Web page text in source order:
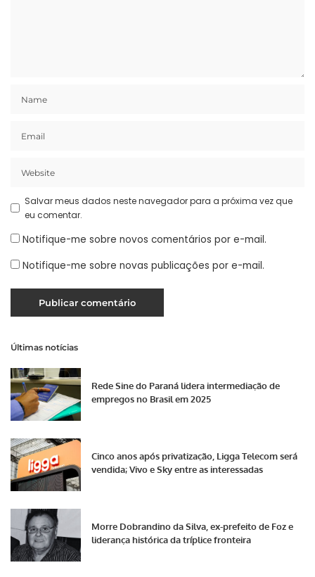
Salvar meus dados neste navegador para a próxima vez que
eu comentar.
Notifique-me sobre novos comentários por e-mail.
Notifique-me sobre novas publicações por e-mail.
Últimas notícias
Rede Sine do Paraná lidera intermediação de
empregos no Brasil em 2025
Cinco anos após privatização, Ligga Telecom será
vendida; Vivo e Sky entre as interessadas
Morre Dobrandino da Silva, ex-prefeito de Foz e
liderança histórica da tríplice fronteira